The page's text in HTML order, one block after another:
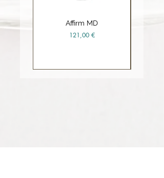
Affirm MD
Prix
121,00 €